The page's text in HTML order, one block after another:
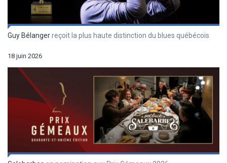
Guy Bélangerreçoit la plus haute distinction du blues québécois
18 juin 2026